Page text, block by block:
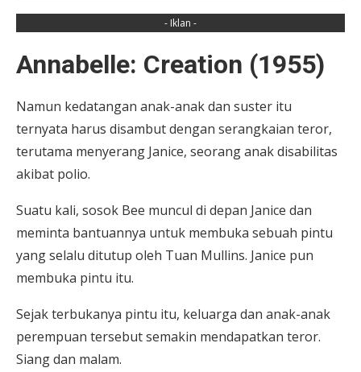
- Iklan -
Annabelle: Creation (1955)
Namun kedatangan anak-anak dan suster itu
ternyata harus disambut dengan serangkaian teror,
terutama menyerang Janice, seorang anak disabilitas
akibat polio.
Suatu kali, sosok Bee muncul di depan Janice dan
meminta bantuannya untuk membuka sebuah pintu
yang selalu ditutup oleh Tuan Mullins. Janice pun
membuka pintu itu.
Sejak terbukanya pintu itu, keluarga dan anak-anak
perempuan tersebut semakin mendapatkan teror.
Siang dan malam.